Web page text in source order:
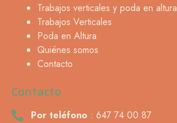
Trabajos verticales y poda en altura
Trabajos Verticales
Poda en Altura
Quiénes somos
Contacto
Contacto
Por teléfono : 647 74 00 87